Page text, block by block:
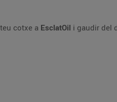
cotxe a EsclatOil i gaudir del